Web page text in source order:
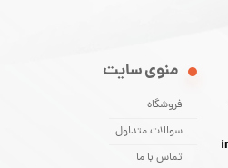
منوی سایت
فروشگاه
سوالات متداول
تماس با ما